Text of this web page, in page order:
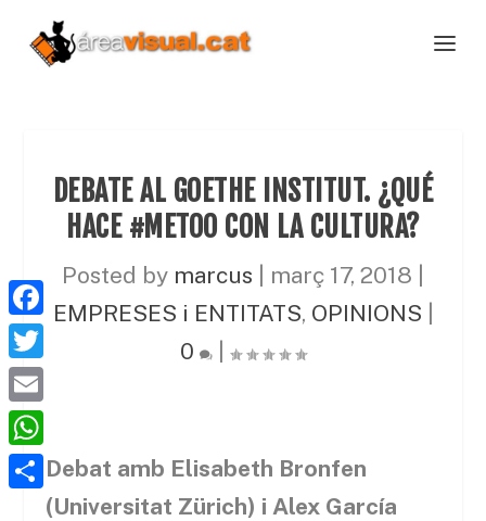
DEBATE AL GOETHE INSTITUT. ¿QUÉ
HACE #METOO CON LA CULTURA?
Posted by marcus març 17, 2018
EMPRESES i ENTITATS, OPINIONS
0
Debat amb Elisabeth Bronfen
(Universitat Zürich) i Alex García
F
a
c
e
b
T
w
i
t
E
m
a
W
h